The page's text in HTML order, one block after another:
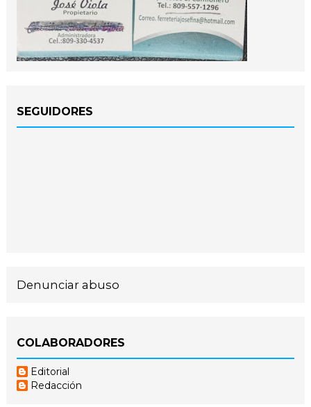
SEGUIDORES
Denunciar abuso
COLABORADORES
Editorial
Redacción